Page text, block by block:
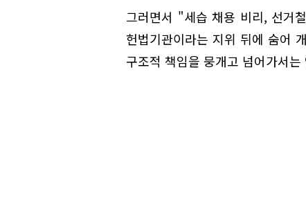
그러면서 "세습 채용 비리, 선거
헌법기관이라는 지위 뒤에 숨어
구조적 책임을 뭉개고 넘어가서